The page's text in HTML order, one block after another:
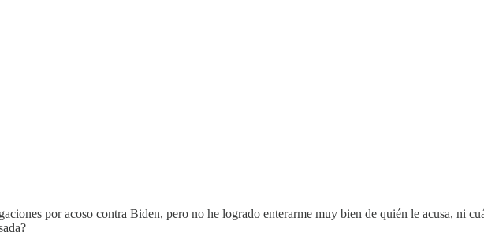
por acoso contra Biden, pero no he logrado enterarme muy bien de quién le acusa, ni